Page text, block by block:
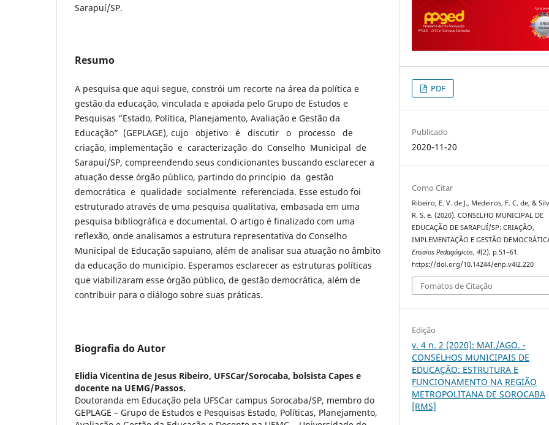
Sarapuí/SP.
Resumo
A pesquisa que aqui segue, constrói um recorte na área da política e
gestão da educação, vinculada e apoiada pelo Grupo de Estudos e
Pesquisas “Estado, Política, Planejamento, Avaliação e Gestão da
Educação” (GEPLAGE), cujo objetivo é discutir o processo de
criação, implementação e caracterização do Conselho Municipal de
Sarapuí/SP, compreendendo seus condicionantes buscando esclarecer a
atuação desse órgão público, partindo do princípio da gestão
democrática e qualidade socialmente referenciada. Esse estudo foi
estruturado através de uma pesquisa qualitativa, embasada em uma
pesquisa bibliográfica e documental. O artigo é finalizado com uma
reflexão, onde analisamos a estrutura representativa do Conselho
Municipal de Educação sapuiano, além de analisar sua atuação no âmbito
da educação do município. Esperamos esclarecer as estruturas políticas
que viabilizaram esse órgão público, de gestão democrática, além de
contribuir para o diálogo sobre suas práticas.
Biografia do Autor
Elidia Vicentina de Jesus Ribeiro, UFSCar/Sorocaba, bolsista Capes e
docente na UEMG/Passos.
Doutoranda em Educação pela UFSCar campus Sorocaba/SP, membro do
GEPLAGE – Grupo de Estudos e Pesquisas Estado, Políticas, Planejamento,
PDF
Publicado
2020-11-20
Como Citar
Ribeiro, E. V. de J., Medeiros, F. C. de, &
R. S. e. (2020). CONSELHO MUNICIPAL DE
EDUCAÇÃO DE SARAPUÍ/SP: CRIAÇÃO,
IMPLEMENTAÇÃO E GESTÃO
Ensaios Pedagógicos,4(2), p.51–61.
https://doi.org/10.14244/enp.v4i2.220
Fomatos de Citação
Edição
v. 4 n. 2 (2020): MAI./AGO. -
CONSELHOS MUNICIPAIS DE
EDUCAÇÃO: ESTRUTURA E
FUNCIONAMENTO NA REGIÃO
METROPOLITANA DE SOROCABA
[RMS]